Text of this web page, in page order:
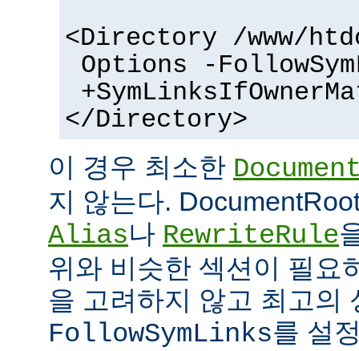
<Directory /www/
Options -
</Directory>
이 경우 최소한
지 않는다.
Alias나 RewriteRule
위와 비슷한 섹션이 필요
을 고려하지 않고 최고의
FollowSymLinks를 설